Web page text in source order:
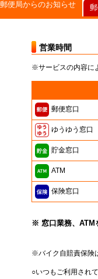
郵便局からのお知らせ
営業時間
※サービスの内容に
郵便窓口
ゆうゆう窓口
貯金窓口
ATM
保険窓口
※ 窓口業務、ATM
※バイク自賠責保険
○いつもご利用され